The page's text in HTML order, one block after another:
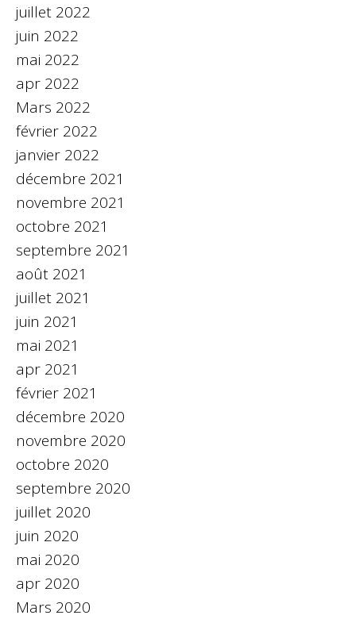
juillet 2022
juin 2022
mai 2022
apr 2022
Mars 2022
février 2022
janvier 2022
décembre 2021
novembre 2021
octobre 2021
septembre 2021
août 2021
juillet 2021
juin 2021
mai 2021
apr 2021
février 2021
décembre 2020
novembre 2020
octobre 2020
septembre 2020
juillet 2020
juin 2020
mai 2020
apr 2020
Mars 2020